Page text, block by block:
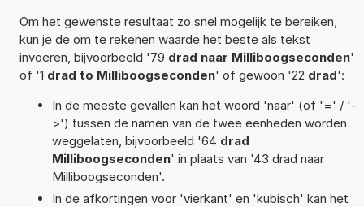
Om het gewenste resultaat zo snel mogelijk te bereiken,
kun je de om te rekenen waarde het beste als tekst
invoeren, bijvoorbeeld '79 drad naar Milliboogseconden'
of '1 drad to Milliboogseconden' of gewoon '22 drad':
In de meeste gevallen kan het woord 'naar' (of '=' / '-
>') tussen de namen van de twee eenheden worden
weggelaten, bijvoorbeeld '64 drad
Milliboogseconden' in plaats van '43 drad naar
Milliboogseconden'.
In de afkortingen voor 'vierkant' en 'kubisch' kan het